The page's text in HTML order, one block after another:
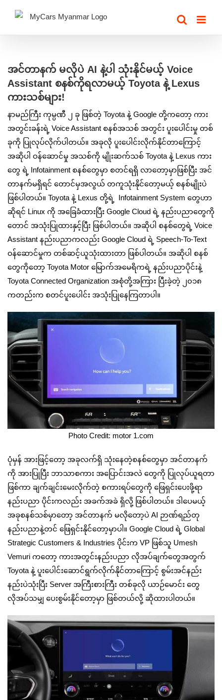
content
Larger
Image
အင်တာနက် မလိုပဲ AI နဲ့ပါ သုံးနိုင်မယ့် Voice
Assistant စနစ်ကိုရလာမယ့် Toyota နဲ့ Lexus
ကားသစ်များ!
နာမည်ကြီး ကုမ္ပဏီ ၂ ခု ဖြစ်တဲ့ Toyota နဲ့ Google တို့ကတော့ ကား
အတွင်းခန်းရဲ့ Voice Assistant စနစ်အသစ် အတွင်း ပူးပေါင်းမှု တစ်
ခုကို ပြုလုပ်လိုက်ပါတယ်။ အခုလို ပူးပေါင်းလိုက်နိုင်တာကြောင့်
အဆိုပါ ဝန်ဆောင်မှု အသစ်ကို မျိုးဆက်သစ် Toyota နဲ့ Lexus ကား
တွေ ရဲ့ Infotainment စနစ်တွေမှာ စတင်ရရှိ လာတော့မှာဖြစ်ပြီး အင်
တာနက်မရှိရင် တောင်မှအလွယ် တကူသုံးနိုင်တော့မယ့် စနစ်မျိုးပဲ
ဖြစ်ပါတယ်။ Toyota နဲ့ Lexus တို့ရဲ့ Infotainment System တွေဟာ
ဆိုရင် Linux ကို အခြေခံထားပြီး Google Cloud ရဲ့ နည်းပညာတွေကို
တောင် အသုံးပြုထားနှင့်ပြီး ဖြစ်ပါတယ်။ အဆိုပါ စနစ်တွေရဲ့ Voice
Assistant နည်းပညာကလည်း Google Cloud ရဲ့ Speech-To-Text
ဝန်ဆောင်မှုက တစ်ဆင့်ယူသုံးထားတာ ဖြစ်ပါတယ်။ အဆိုပါ စနစ်
တွေကိုတော့ Toyota Motor မြောက်အမေရိကရဲ့ နည်းပညာပိုင်းနဲ့
Toyota Connected Organization အစုံတို့အကြား ပြီးခဲ့တဲ့ ၂၀၁၈
ကတည်းက စတင်ပူးပေါင်း အသုံးပြုနေကြတာပါ။
Photo Credit: motor 1.com
ပုံမှန် အားဖြင့်တော့ အခုလက်ရှိ သုံးနေတဲ့စနစ်တွေမှာ အင်တာနက်
ကို အားပြုပြီး ဘာသာစကား အပြောင်းအလဲ တွေကို ပြုလုပ်ယူရတာ
ဖြစ်ကာ ချက်ချင်းမေးလိုက်တဲ့ စကားရပ်တွေကို ဖြေရှင်းပေးဖို့ရာ
နည်းပညာ ပိုင်းကလည်း အခက်အခဲ ရှိလို့ ဖြစ်ပါတယ်။ ဒါပေမယ့်
အခုစနစ်သစ်မှာတော့ အင်တာနက် မလိုတော့ပဲ AI ဉာဏ်ရည်တု
နည်းပညာနဲ့တင် ဖြေရှင်းနိုင်တော့မှာပါ။ Google Cloud ရဲ့ Global
Strategic Customers & Industries ပိုင်းက VP ဖြစ်သူ Umesh
Vemuri ကတော့ ကားအတွင်းနည်းပညာ လိုအပ်ချက်တွေအတွက်
Toyota နဲ့ ပူးပေါင်းဆောင်ရွက်လိုက်နိုင်တာကြောင့် စွမ်းအင်နည်း
နည်းပဲသုံးပြီး Server အကြီးစားကြီး တစ်ခုလို ယာဉ်မောင်း တွေ
လိုအပ်သမျှ ပေးစွမ်းနိုင်တော့မှာ ဖြစ်တယ်လို့ ဆိုထားပါတယ်။